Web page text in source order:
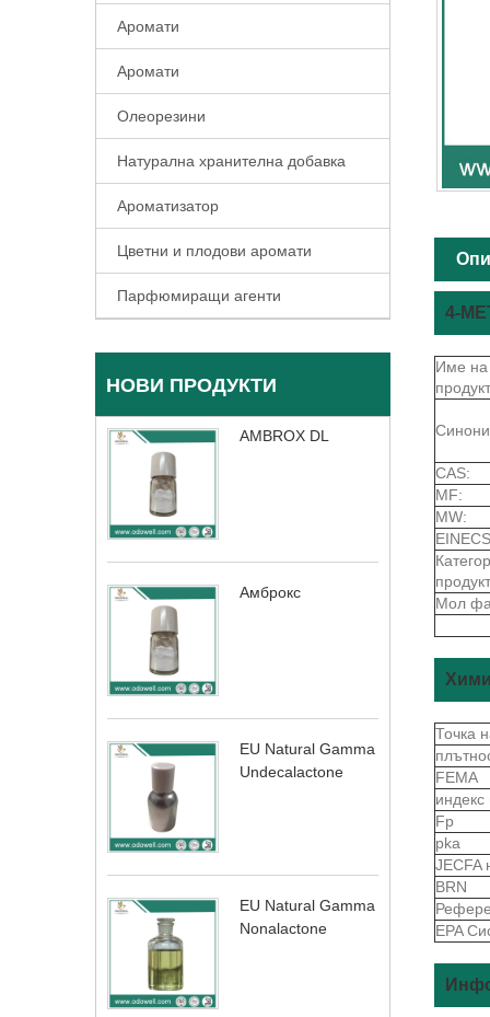
Аромати
Аромати
Олеорезини
Натурална хранителна добавка
Ароматизатор
Цветни и плодови аромати
Парфюмиращи агенти
НОВИ ПРОДУКТИ
AMBROX DL
Амброкс
EU Natural Gamma
Undecalactone
EU Natural Gamma
Nonalactone
4-
Име на
CAS:
MF:
MW:
Мол
Точка
FEMA
Fp
pka
JECFA
BRN
EPA